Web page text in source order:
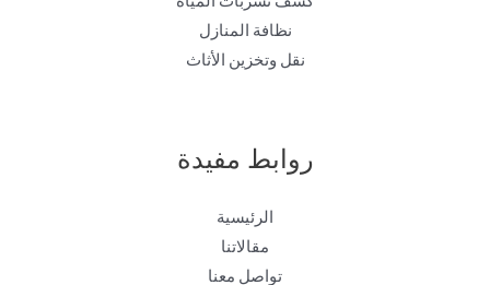
نظافة المنازل
نقل وتخزين الأثاث
روابط مفيدة
الرئيسية
مقالاتنا
تواصل معنا